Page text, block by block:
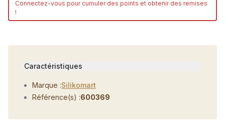
Connectez-vous pour cumuler des points et obtenir des remises
!
Caractéristiques
Marque :Silikomart
Référence(s) :600369